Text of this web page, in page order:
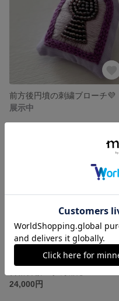
前方後円墳の刺繍ブローチ💜
展示中
SOLD OUT
24,000円